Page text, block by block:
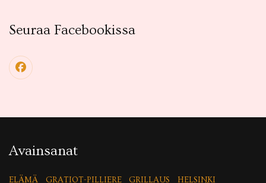
Seuraa Facebookissa
Avainsanat
ELÄMÄ GRATIOT-PILLIERE GRILLAUS
HELSINKI